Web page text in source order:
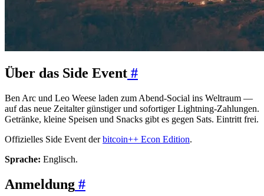
Über das Side Event #
Ben Arc und Leo Weese laden zum Abend-Social ins Weltraum —
auf das neue Zeitalter günstiger und sofortiger Lightning-Zahlungen.
Getränke, kleine Speisen und Snacks gibt es gegen Sats. Eintritt frei.
Offizielles Side Event derbitcoin++ Econ Edition.
Sprache: Englisch.
Anmeldung #